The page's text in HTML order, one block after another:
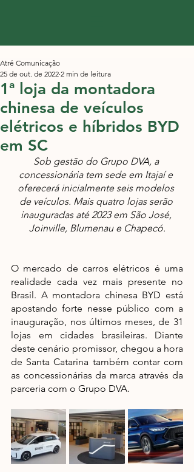
1ª loja da montadora
chinesa de veículos
elétricos e híbridos BYD
em SC
Atré Comunicação
25 de out. de 2022 2 min de leitura
Sob gestão do Grupo DVA, a
concessionária tem sede em Itajaí e
oferecerá inicialmente seis modelos
de veículos. Mais quatro lojas serão
inauguradas até 2023 em São José,
Joinville, Blumenau e Chapecó.
O mercado de carros elétricos é uma
realidade cada vez mais presente no
Brasil. A montadora chinesa BYD está
apostando forte nesse público com a
inauguração, nos últimos meses, de 31
lojas em cidades brasileiras. Diante
deste cenário promissor, chegou a hora
de Santa Catarina também contar com
as concessionárias da marca através da
parceria com o Grupo DVA.